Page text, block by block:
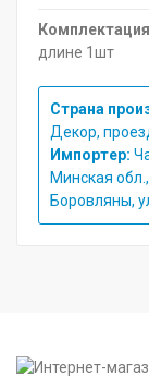
длине 1шт
Страна
Декор,
Импортер:
Минская
Боровляны,